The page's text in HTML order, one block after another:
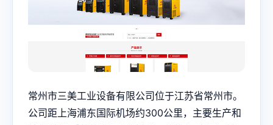
常州市三美工业设备有限公司位于江苏省常州市。
公司距上海浦东国际机场约300公里，主要生产和